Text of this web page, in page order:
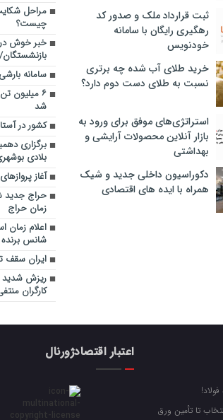
ثبت قرارداد ملک و صدور کد
رهگیری رایگان با سامانه
خودنویس
خرید طلای آب شده چه برتری
نسبت به طلای دست دوم دارد؟
استراتژی‌های موفق برای ورود به
بازار آنلاین محصولات آرایشی و
بهداشتی
دکوراسیون داخلی جدید و شیک
همراه با ایده های اقتصادی
مراحل
چیست؟
خبر خوش
سامانه بارشی تا ظهر
۶ میلیون
شد
کشور در
برگزاری
بلادی
آغاز
حراج جدید
زمان حراج
اعلام زمان
شانس
ایران سقف
ریزش شدید
کارگران
تا تأمین ورق
اعتبار اقتصادژورنال